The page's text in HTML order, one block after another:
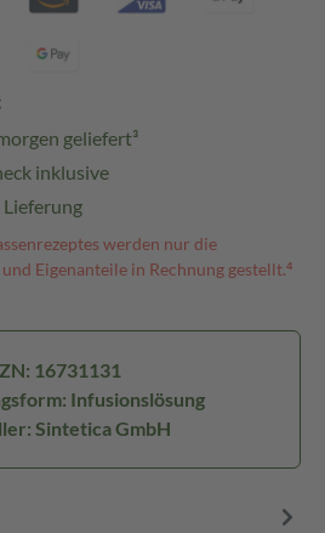
geliefert³
inklusive
werden nur die
Eigenanteile in Rechnung gestellt.⁴
16731131
Infusionslösung
Sintetica GmbH